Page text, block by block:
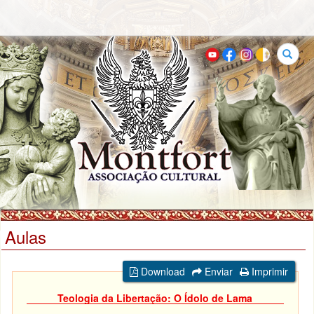
Buscar
Aulas
Download Enviar
Imprimir
Teologia da Libertação: O Ídolo de Lama